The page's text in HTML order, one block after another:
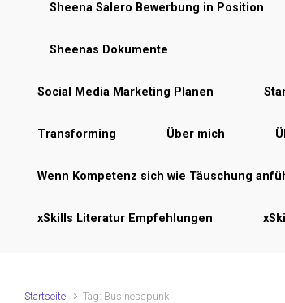
Sheena Salero Bewerbung in Position
Sheenas Dokumente
Social Media Marketing Planen
Transforming Über mich
Wenn Kompetenz sich wie Täuschung
xSkills Literatur Empfehlungen
Startseite Tag: Businesspunk